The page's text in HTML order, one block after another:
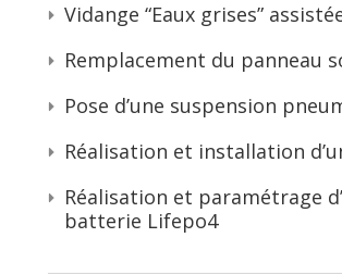
Vidange “Eaux grises”
Remplacement du panneau
Pose d’une suspension
Réalisation et installation
Réalisation et paramétrage
batterie Lifepo4